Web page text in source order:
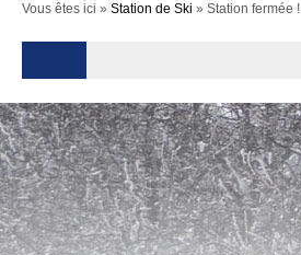
Vous êtes ici » Station de Ski » Station fermée !